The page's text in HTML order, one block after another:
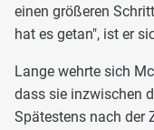
einen größeren
hat es getan", ist er
Lange wehrte sich
dass sie inzwischen
Spätestens nach der